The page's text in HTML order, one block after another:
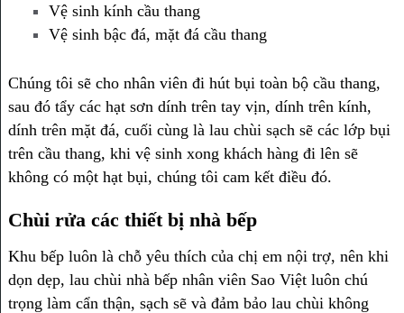
Vệ sinh kính cầu thang
Vệ sinh bậc đá, mặt đá cầu thang
Chúng tôi sẽ cho nhân viên đi hút bụi toàn bộ cầu thang,
sau đó tẩy các hạt sơn dính trên tay vịn, dính trên kính,
dính trên mặt đá, cuối cùng là lau chùi sạch sẽ các lớp bụi
trên cầu thang, khi vệ sinh xong khách hàng đi lên sẽ
không có một hạt bụi, chúng tôi cam kết điều đó.
Chùi rửa các thiết bị nhà bếp
Khu bếp luôn là chỗ yêu thích của chị em nội trợ, nên khi
dọn dẹp, lau chùi nhà bếp nhân viên Sao Việt luôn chú
trọng làm cẩn thận, sạch sẽ và đảm bảo lau chùi không